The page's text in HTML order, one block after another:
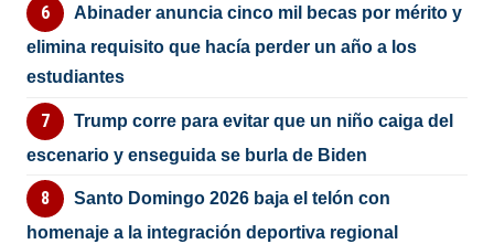
Abinader anuncia cinco mil becas por mérito y
elimina requisito que hacía perder un año a los
estudiantes
Trump corre para evitar que un niño caiga del
escenario y enseguida se burla de Biden
Santo Domingo 2026 baja el telón con
homenaje a la integración deportiva regional